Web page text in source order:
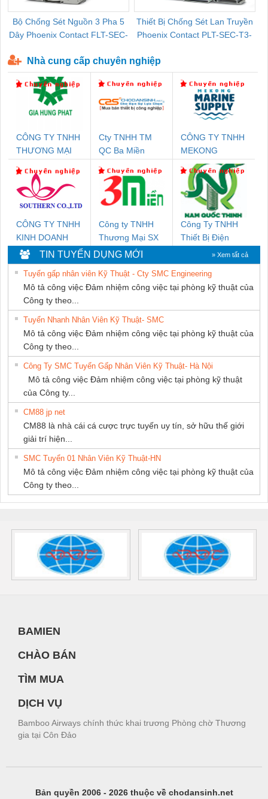
Bộ Chống Sét Nguồn 3 Pha 5
Dây Phoenix Contact FLT-SEC-
Thiết Bị Chống Sét Lan Truyền
Phoenix Contact PLT-SEC-T3-
Nhà cung cấp chuyên nghiệp
CÔNG TY TNHH
THƯƠNG MẠI
THUẬT ĐIỆN CƠ
GIA HƯNG PHÁT
Cty TNHH TM
QC Ba Miền
CÔNG TY TNHH
MEKONG
MARINE
SUPPLY
CÔNG TY TNHH
KINH DOANH
DỊCH VỤ XNK
PHƯƠNG NAM
Công ty TNHH
Thương Mại SX
Ba Miền
Công Ty TNHH
Thiết Bị Điện
Nam Quốc Thịnh
TIN TUYỂN DỤNG MỚI » Xem tất cả
Tuyển gấp nhân viên Kỹ Thuật - Cty SMC Engineering
Mô tả công việc Đảm nhiệm công việc tại phòng kỹ thuật của
Công ty theo...
Tuyển Nhanh Nhân Viên Kỹ Thuật- SMC
Mô tả công việc Đảm nhiệm công việc tại phòng kỹ thuật của
Công ty theo...
Công Ty SMC Tuyển Gấp Nhân Viên Kỹ Thuật- Hà Nội
Mô tả công việc Đảm nhiệm công việc tại phòng kỹ thuật
của Công ty...
CM88 jp net
CM88 là nhà cái cá cược trực tuyến uy tín, sở hữu thế giới
giải trí hiện...
SMC Tuyển 01 Nhân Viên Kỹ Thuật-HN
Mô tả công việc Đảm nhiệm công việc tại phòng kỹ thuật của
Công ty theo...
BAMIEN
CHÀO BÁN
TÌM MUA
DỊCH VỤ
Bamboo Airways chính thức khai trương Phòng chờ Thương
gia tại Côn Đảo
Bản quyền 2006 - 2026 thuộc về chodansinh.net